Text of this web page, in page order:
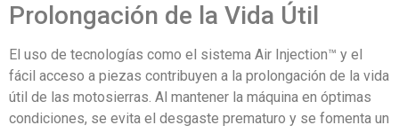
Prolongación de la Vida Útil
El uso de tecnologías como el sistema Air Injection™ y el
fácil acceso a piezas contribuyen a la prolongación de la vida
útil de las motosierras. Al mantener la máquina en óptimas
condiciones, se evita el desgaste prematuro y se fomenta un